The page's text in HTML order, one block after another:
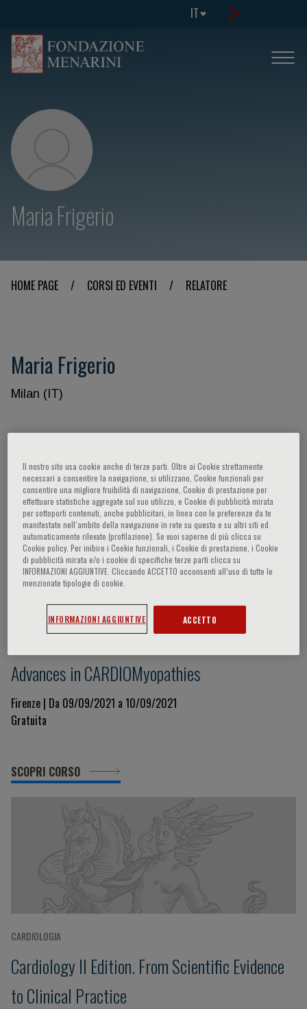
IT
Maria Frigerio
HOME PAGE / CORSI ED EVENTI / RELATORE
Maria Frigerio
Milan (IT)
CARDIOLOGIA
Advances in CARDIOMyopathies
Firenze | Da 09/09/2021 a 10/09/2021
Gratuita
SCOPRI CORSO
CARDIOLOGIA
Cardiology II Edition. From Scientific Evidence
to Clinical Practice
Il nostro sito usa cookie anche di terze parti. Oltre ai Cookie strettamente
necessari a consentire la navigazione, si utilizzano, Cookie funzionali per
consentire una migliore fruibilità di navigazione, Cookie di prestazione per
effettuare statistiche aggregate sul suo utilizzo, e Cookie di pubblicità mirata
per sottoporti contenuti, anche pubblicitari, in linea con le preferenze da te
manifestate nell‘ambito della navigazione in rete su questo e su altri siti ed
automaticamente rilevate (profilazione). Se vuoi saperne di più clicca su
Cookie policy. Per inibire i Cookie funzionali, i Cookie di prestazione, i Cookie
di pubblicità mirata e/o i cookie di specifiche terze parti clicca su
INFORMAZIONI AGGIUNTIVE. Cliccando ACCETTO acconsenti all’uso di tutte le
menzionate tipologie di cookie.
INFORMAZIONI AGGIUNTIVE ACCETTO